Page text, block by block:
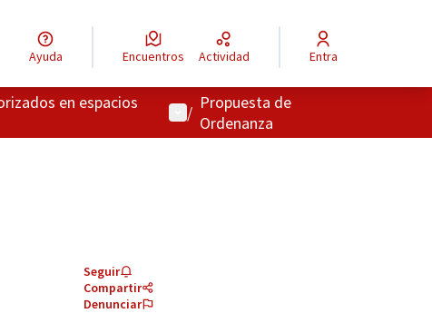
Ayuda Encuentros Actividad Entra
en espacios
Menú de usuario
/ Propuesta de
Ordenanza
Seguir
Compartir
Denunciar